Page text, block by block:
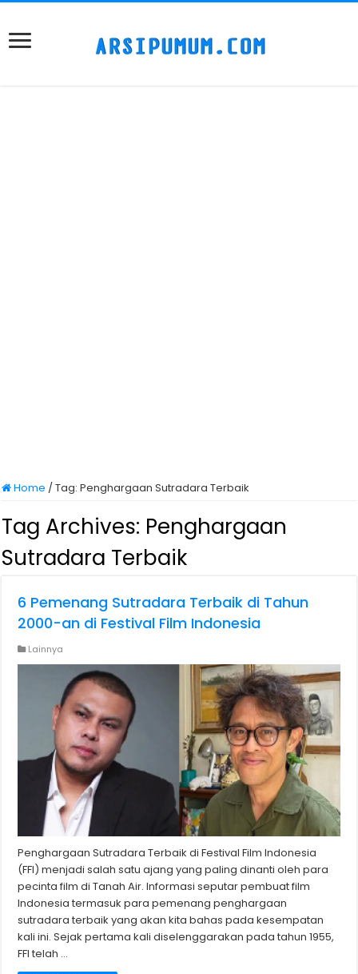
Home /Tag:Penghargaan Sutradara Terbaik
Tag Archives: Penghargaan
Sutradara Terbaik
6 Pemenang Sutradara Terbaik di Tahun
2000-an di Festival Film Indonesia
Lainnya
Penghargaan Sutradara Terbaik di Festival Film Indonesia
(FFI) menjadi salah satu ajang yang paling dinanti oleh para
pecinta film di Tanah Air. Informasi seputar pembuat film
Indonesia termasuk para pemenang penghargaan
sutradara terbaik yang akan kita bahas pada kesempatan
kali ini. Sejak pertama kali diselenggarakan pada tahun 1955,
FFI telah …